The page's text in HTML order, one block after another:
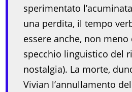
sperimentato
una perdita, il tempo
essere anche, non meno
specchio linguistico del
nostalgia). La morte,
Vivian l’annullamento